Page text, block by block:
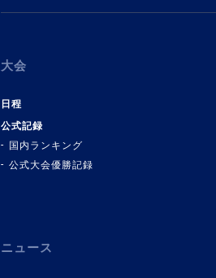
大会
日程
公式記録
国内ランキング
公式大会優勝記録
ニュース